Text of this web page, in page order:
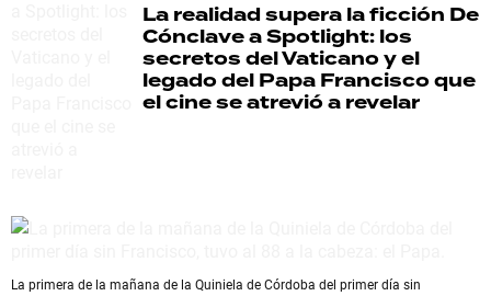
La realidad supera la ficción De
Cónclave a Spotlight: los
secretos del Vaticano y el
legado del Papa Francisco que
el cine se atrevió a revelar
La primera de la mañana de la Quiniela de Córdoba del primer día sin